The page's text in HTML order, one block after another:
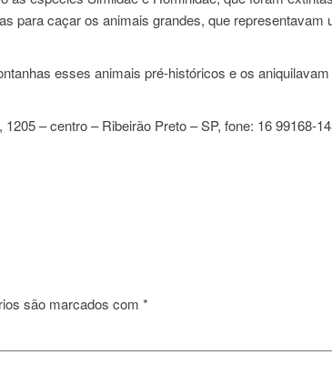
para caçar os animais grandes, que representavam
esses animais pré-históricos e os
– centro – Ribeirão Preto – SP, fone: 16 99168-
são marcados com *